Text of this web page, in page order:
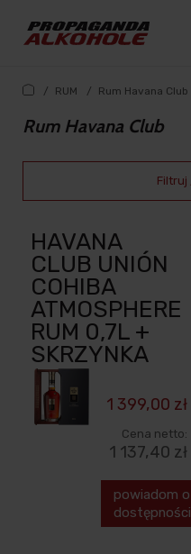
/ RUM / Rum Havana Club
Rum Havana Club
HAVANA
CLUB UNIÓN
COHIBA
ATMOSPHERE
RUM 0,7L +
SKRZYNKA
1 399,00 zł
Cena netto:
1 137,40 zł
powiadom o
dostępności